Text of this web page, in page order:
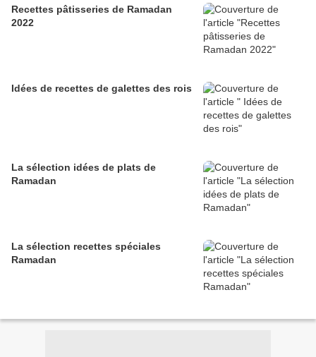
Recettes pâtisseries de Ramadan
2022
Idées de recettes de galettes des rois
La sélection idées de plats de
Ramadan
La sélection recettes spéciales
Ramadan